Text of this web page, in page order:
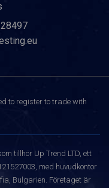
to register to trade with
tillhör Up Trend LTD, ett
med huvudkontor
Bulgarien. Företaget är